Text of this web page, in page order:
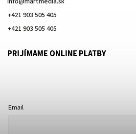
+421 903 505 405
+421 903 505 405
PRIJÍMAME ONLINE PLATBY
Email